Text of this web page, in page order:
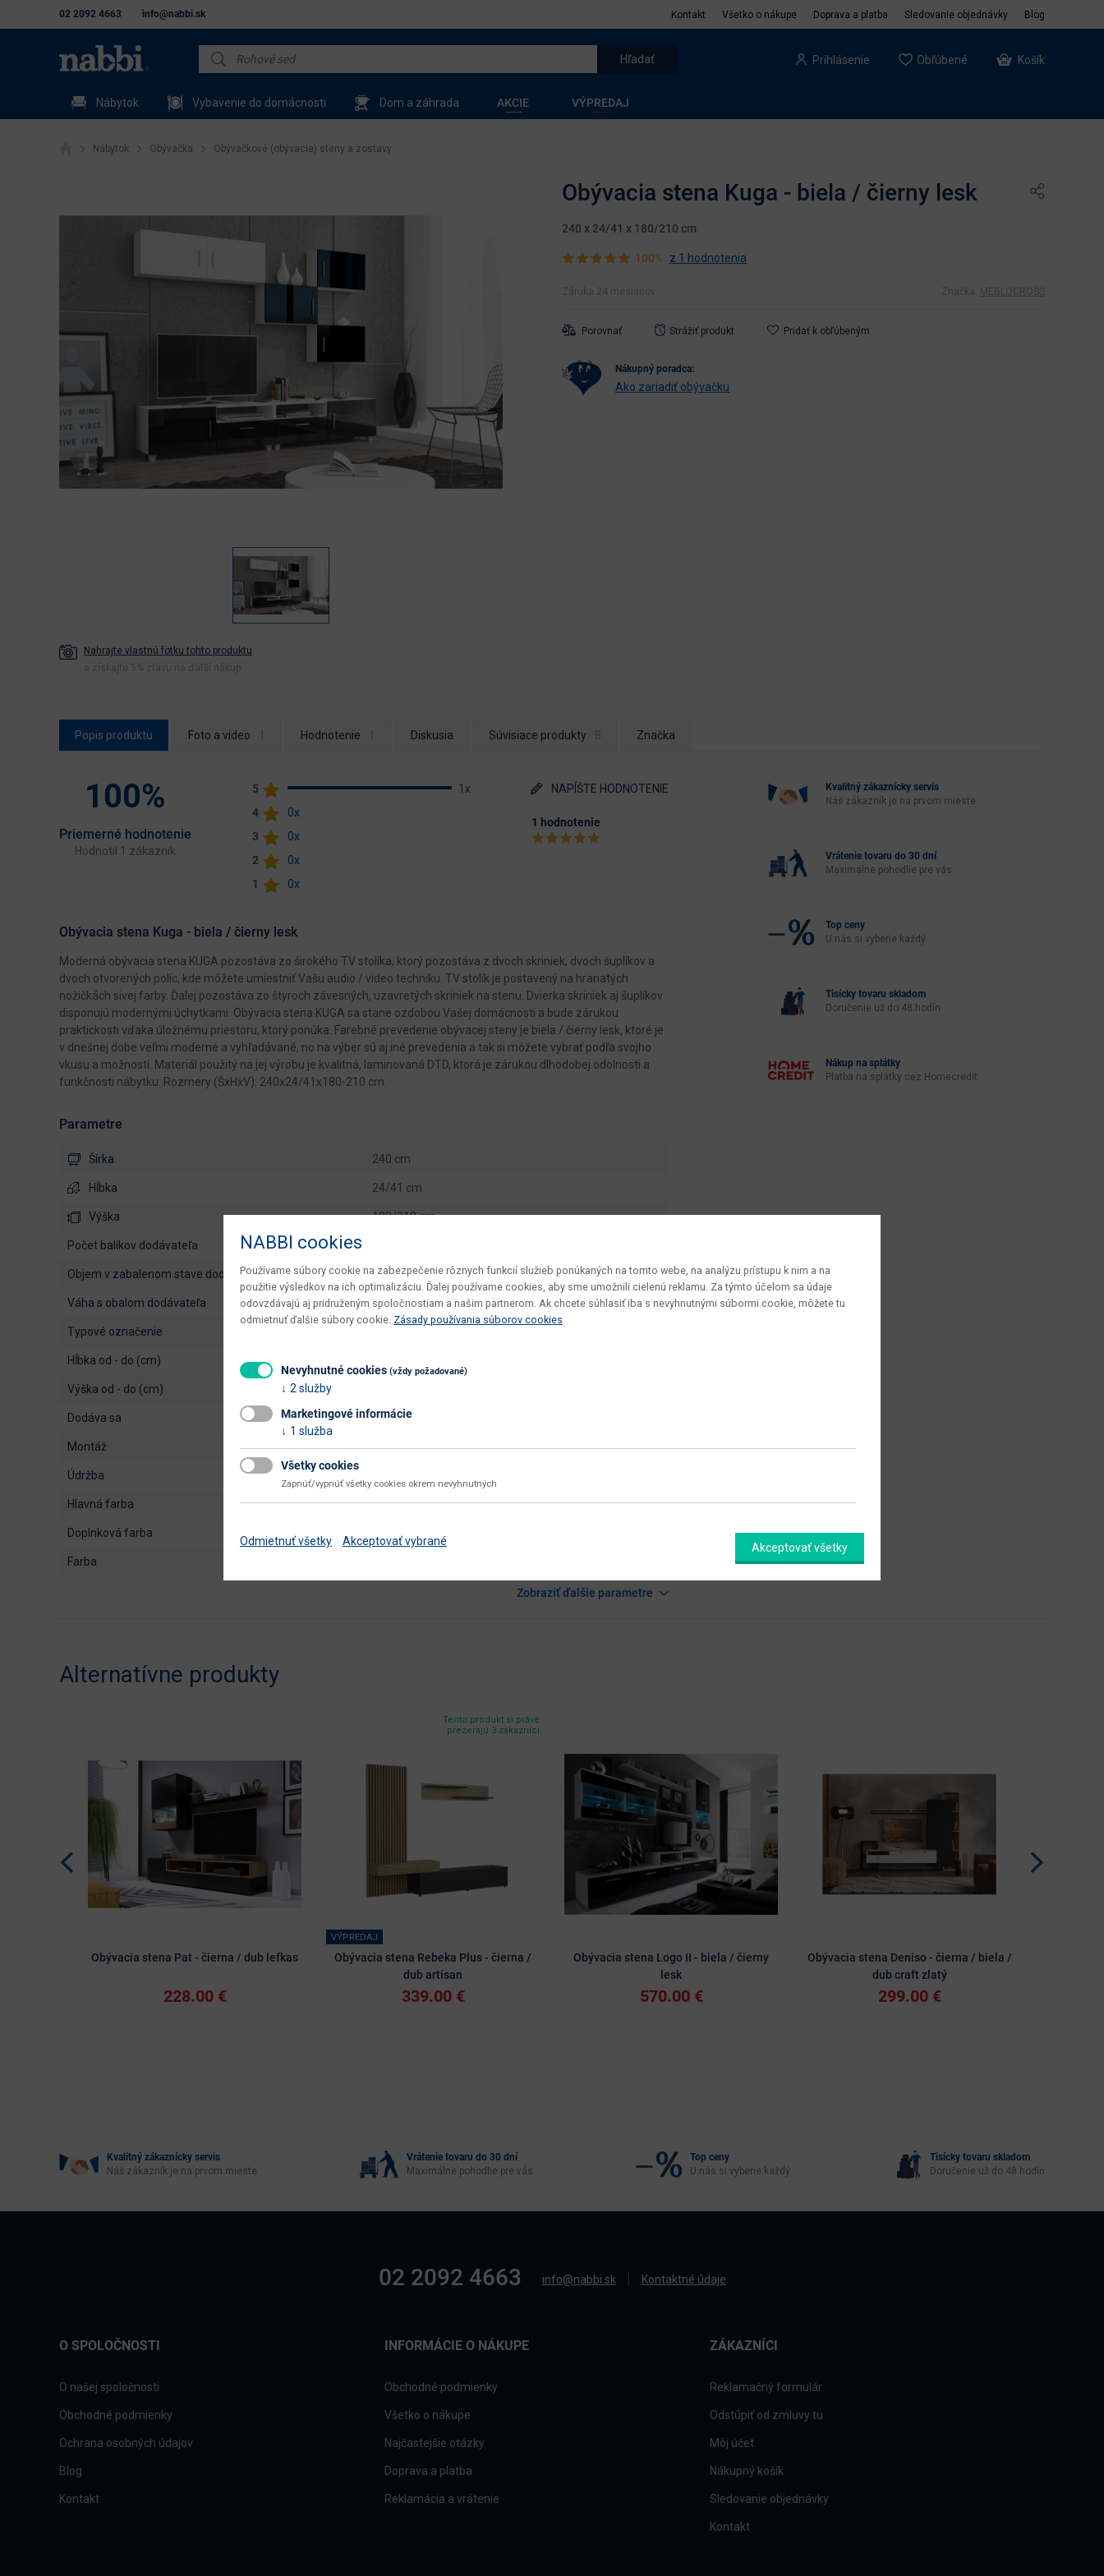
02 2092 4663 info@nabbi.sk Kontakt Všetko o nákupe Doprava a platba Sledovanie objednávky Blog
Prihlásenie Obľúbené Košík
Nábytok Vybavenie do domácnosti Dom a záhrada AKCIE VÝPREDAJ
Nábytok Obývačka Obývačkové (obývacie) steny a zostavy
Nahrajte vlastnú fotku tohto produktu
a získajte 5% zľavu na ďaľší nákup
Obývacia stena Kuga - biela / čierny lesk
240 x 24/41 x 180/210 cm
100% z 1 hodnotenia
Záruka 24 mesiacov Značka: MEBLOCROSS
Porovnať Strážiť produkt Pridať k obľúbeným
nákupný poradca:
Ako zariadiť obývačku
Popis produktu Foto a video Hodnotenie Diskusia Súvisiace produkty Značka
100%
Priemerné hodnotenie
Hodnotil 1 zákazník
5
1x
4
0x
3
0x
2
0x
1
0x
NAPÍŠTE HODNOTENIE
1 hodnotenie
Obývacia stena Kuga - biela / čierny lesk
Moderná obývacia stena KUGA pozostáva zo širokého TV stolíka, ktorý pozostáva z dvoch skriniek, dvoch šuplíkov a
dvoch otvorených políc, kde môžete umiestniť Vašu audio / video techniku. TV stolík je postavený na hranatých
nožičkách sivej farby. Ďalej pozostáva zo štyroch závesných, uzavretých skriniek na stenu. Dvierka skriniek aj šuplíkov
disponujú modernými úchytkami. Obývacia stena KUGA sa stane ozdobou Vašej domácnosti a bude zárukou
praktickosti vďaka úložnému priestoru, ktorý ponúka. Farebné prevedenie obývacej steny je biela / čierny lesk, ktoré je
v dnešnej dobe veľmi moderné a vyhľadávané, no na výber sú aj iné prevedenia a tak si môžete vybrať podľa svojho
vkusu a možností. Materiál použitý na jej výrobu je kvalitná, laminovaná DTD, ktorá je zárukou dlhodobej odolnosti a
funkčnosti nábytku. Rozmery (ŠxHxV): 240x24/41x180-210 cm.
Parametre
Šírka 240 cm
Hĺbka 24/41 cm
Výška 180/210 cm
počet balíkov dodávateľa
objem v zabalenom stave dodávateľa 0.14 m3
váha s obalom dodávateľa 83 kg
typové označenie
hĺbka od - do (cm)
výška od - do (cm)
dodáva sa v demonte
montáž vyžaduje zručnosť
údržba
hlavná farba čierna
doplnková farba
farba
Zobraziť ďalšie parametre
Kvalitný zákaznícky servis
Náš zákazník je na prvom mieste
Vrátenie tovaru do 30 dní
Maximálne pohodlie pre vás
Top ceny
U nás si vyberie každý
Tisícky tovaru skladom
Doručenie už do 48 hodín
Nákup na splátky
Platba na splátky cez Homecredit
Alternatívne produkty
Obývacia stena Pat - čierna / dub lefkas
228.00 €
Tento produkt si práve
prezerajú 3 zákazníci
VÝPREDAJ
Obývacia stena Rebeka Plus - čierna /
dub artisan
339.00 €
Obývacia stena Logo II - biela / čierny
lesk
570.00 €
Obývacia stena Deniso - čierna / biela /
dub craft zlatý
299.00 €
Kvalitný zákaznícky servis
Náš zákazník je na prvom mieste
Vrátenie tovaru do 30 dní
Maximálne pohodlie pre vás
Top ceny
U nás si vyberie každý
Tisícky tovaru skladom
Doručenie už do 48 hodín
02 2092 4663 info@nabbi.sk Kontaktné údaje
O SPOLOČNOSTI
O našej spoločnosti
Obchodné podmienky
Ochrana osobných údajov
Blog
Kontakt
INFORMÁCIE O NÁKUPE
Obchodné podmienky
Všetko o nákupe
Najčastejšie otázky
Doprava a platba
Reklamácia a vrátenie
ZÁKAZNÍCI
Reklamačný formulár
Odstúpiť od zmluvy tu
Môj účet
Nákupný košík
Sledovanie objednávky
Kontakt
NABBI cookies
Používame súbory cookie na zabezpečenie rôznych funkcií služieb ponúkaných na tomto webe, na analýzu prístupu k nim a na
použitie výsledkov na ich optimalizáciu. Ďalej používame cookies, aby sme umožnili cielenú reklamu. Za týmto účelom sa údaje
odovzdávajú aj pridruženým spoločnostiam a našim partnerom. Ak chcete súhlasiť iba s nevyhnutnými súbormi cookie, môžete tu
odmietnuť ďalšie súbory cookie. Zásady používania súborov cookies
Nevyhnutné cookies (vždy požadované)
2 služby
Marketingové informácie
1 služba
Všetky cookies
Zapnúť/vypnúť všetky cookies okrem nevyhnutných
Odmietnuť všetky Akceptovať vybrané Akceptovať všetky